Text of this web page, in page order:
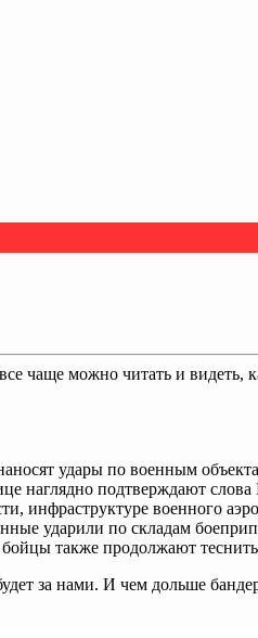
можно читать и видеть,
удары по военным
наглядно подтверждают
военного
ударили по складам
также продолжают теснить
за нами. И чем дольше